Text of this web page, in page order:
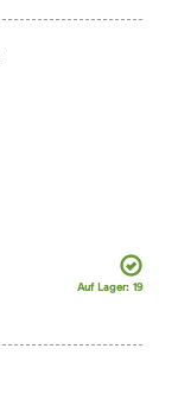
Auf Lager: 19